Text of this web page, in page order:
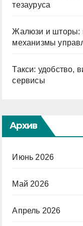
тезауруса
Жалюзи и шторы:
механизмы
Такси: удобство,
сервисы
Архив
Июнь 2026
Май 2026
Апрель 2026